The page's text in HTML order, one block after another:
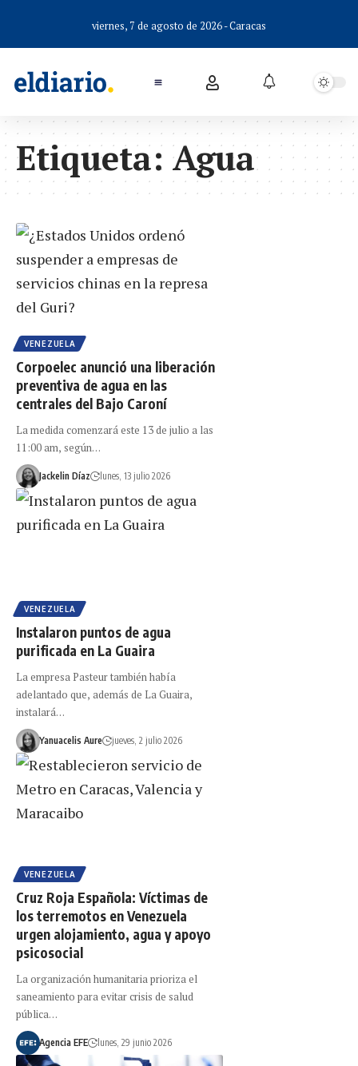
viernes, 7 de agosto de 2026 - Caracas
Etiqueta: Agua
VENEZUELA
Corpoelec anunció una liberación
preventiva de agua en las
centrales del Bajo Caroní
La medida comenzará este 13 de julio a las
11:00 am, según…
Jackelin Díaz lunes, 13 julio 2026
VENEZUELA
Instalaron puntos de agua
purificada en La Guaira
La empresa Pasteur también había
adelantado que, además de La Guaira,
instalará…
Yanuacelis Aure jueves, 2 julio 2026
VENEZUELA
Cruz Roja Española: Víctimas de
los terremotos en Venezuela
urgen alojamiento, agua y apoyo
psicosocial
La organización humanitaria prioriza el
saneamiento para evitar crisis de salud
pública…
Agencia EFE lunes, 29 junio 2026